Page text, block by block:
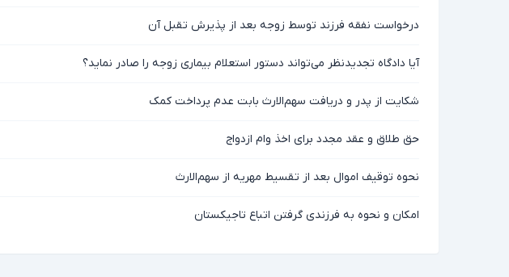
درخواست نفقه فرزند توسط زوجه بعد از پذیرش تقبل آن
آیا دادگاه تجدیدنظر می‌تواند دستور استعلام بیماری زوجه را صادر نماید؟
شکایت از پدر و دریافت سهم‌الارث بابت عدم پرداخت کمک
حق طلاق و عقد مجدد برای اخذ وام ازدواج
نحوه توقیف اموال بعد از تقسیط مهریه از سهم‌الارث
امکان و نحوه به فرزندی گرفتن اتباع تاجیکستان